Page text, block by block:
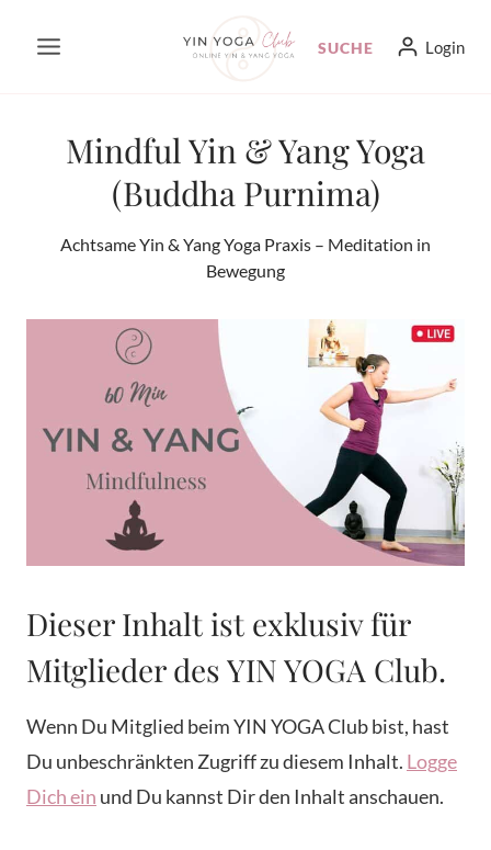
Inhalt
SUCHE Login
Mindful Yin & Yang Yoga
(Buddha Purnima)
Achtsame Yin & Yang Yoga Praxis – Meditation in
Bewegung
Dieser Inhalt ist exklusiv für
Mitglieder des YIN YOGA Club.
Wenn Du Mitglied beim YIN YOGA Club bist, hast
Du unbeschränkten Zugriff zu diesem Inhalt. Logge
Dich ein und Du kannst Dir den Inhalt anschauen.